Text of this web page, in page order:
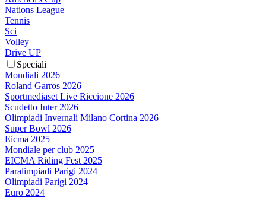
Nations League
Tennis
Sci
Volley
Drive UP
Speciali
Mondiali 2026
Roland Garros 2026
Sportmediaset Live Riccione 2026
Scudetto Inter 2026
Olimpiadi Invernali Milano Cortina 2026
Super Bowl 2026
Eicma 2025
Mondiale per club 2025
EICMA Riding Fest 2025
Paralimpiadi Parigi 2024
Olimpiadi Parigi 2024
Euro 2024